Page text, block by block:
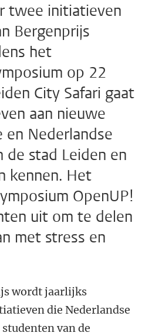
twee initiatieven
Bergenprijs
het
op 22
City Safari gaat
aan nieuwe
en Nederlandse
de stad Leiden en
kennen. Het
OpenUP!
uit om te delen
met stress en
wordt jaarlijks
die Nederlandse
van de